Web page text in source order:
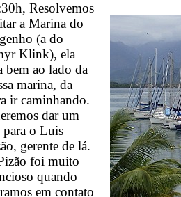
Resolvemos
a Marina do
(a do
Klink), ela
bem ao lado da
marina, da
ir caminhando.
dar um
para o Luis
gerente de lá.
foi muito
quando
em contato